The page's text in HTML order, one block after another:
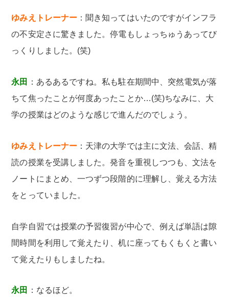
ゆみえトレーナー ：聞き知ってはいたのですがインフラ
の不安定さに驚きました。停電もしょっちゅうあってび
っくりしました。(笑)
永田
：あるあるですね。私も駐在期間中、突然電気が落
ちて焦ったことが何度あったことか…(笑)ちなみに、大
学の授業はどのような感じで進んだのでしょう。
ゆみえトレーナー ：天津の大学では主に文法、会話、精
読の授業を受講しました。発音を重視しつつも、文法を
ノートにまとめ、一つずつ段階的に理解し、覚える方法
をとっていました。
自学自習では授業の予習復習が中心で、例えば単語は隙
間時間を利用して覚えたり、机に座ってもくもくと書い
て覚えたりもしましたね。
永田 ：なるほど。